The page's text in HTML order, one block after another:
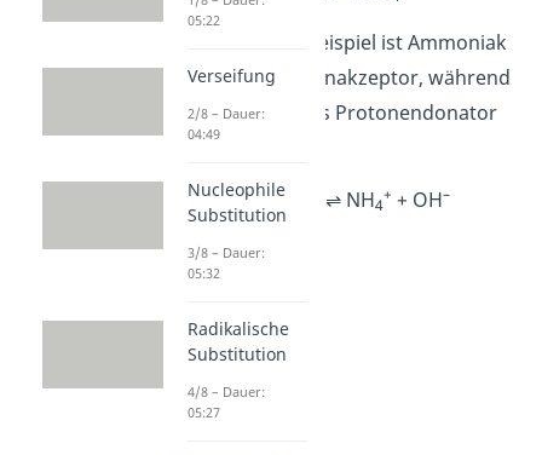
Beim folgenden Beispiel ist Ammoniak
(NH3) der Protonenakzeptor, während
Wasser diesmal als Protonendonator
dient.
NH3+ H O ⇌ NH4
+ + OH–
05:22
Verseifung
2/8 – Dauer:
04:49
Nucleophile
Substitution
3/8 – Dauer:
05:32
Radikalische
Substitution
4/8 – Dauer:
05:27